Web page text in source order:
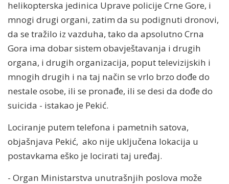
helikopterska jedinica Uprave policije Crne Gore, i
mnogi drugi organi, zatim da su podignuti dronovi,
da se tražilo iz vazduha, tako da apsolutno Crna
Gora ima dobar sistem obavještavanja i drugih
organa, i drugih organizacija, poput televizijskih i
mnogih drugih i na taj način se vrlo brzo dođe do
nestale osobe, ili se pronađe, ili se desi da dođe do
suicida - istakao je Pekić.
Lociranje putem telefona i pametnih satova,
objašnjava Pekić, ako nije uključena lokacija u
postavkama eško je locirati taj uređaj.
- Organ Ministarstva unutrašnjih poslova može